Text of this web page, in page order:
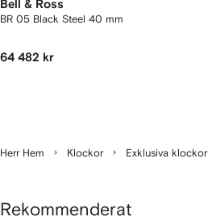
Bell & Ross
BR 05 Black Steel 40 mm
64 482 kr
Herr Hem Klockor Exklusiva klockor
Rekommenderat